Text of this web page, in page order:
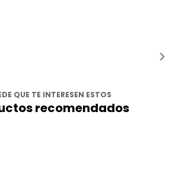
QUE TE INTERESEN ESTOS
recomendados